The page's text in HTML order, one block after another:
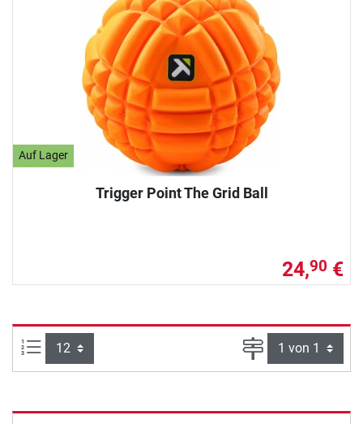
Auf Lager
Trigger Point The Grid Ball
24,90 €
Artikel pro Seite: Seite